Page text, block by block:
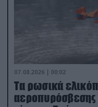
07.08.2026 | 00:02
Τα ρωσικά